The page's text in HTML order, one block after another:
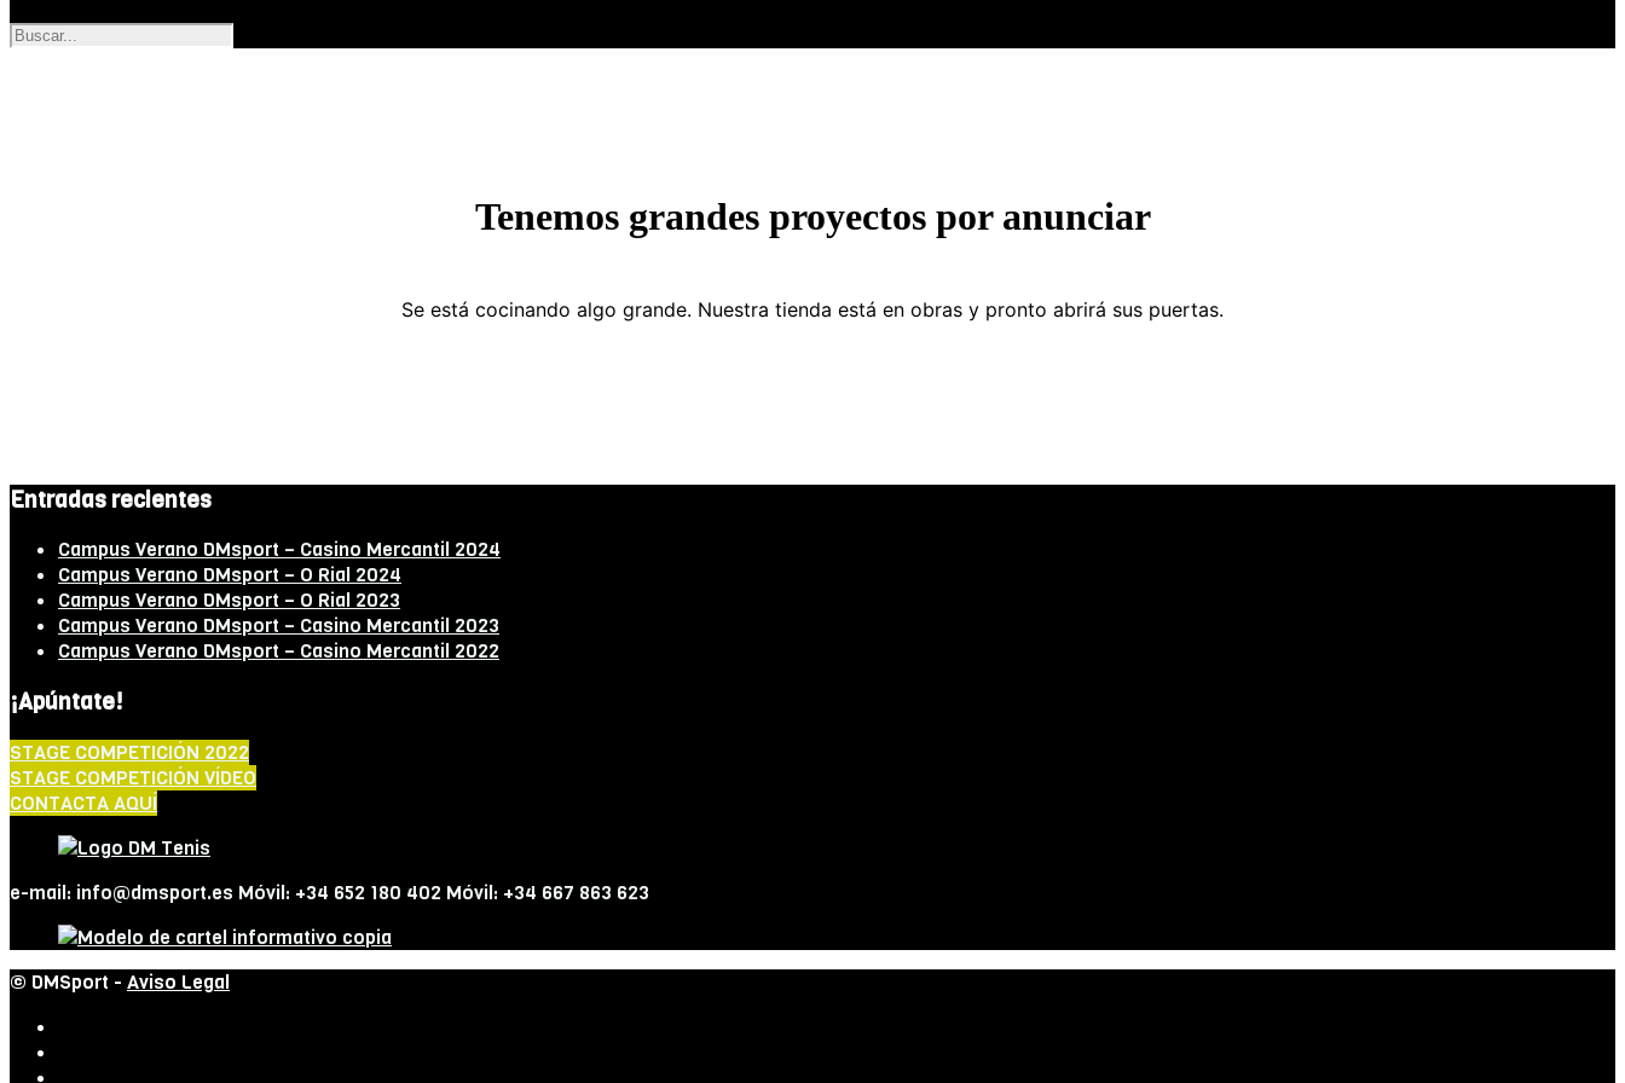
Tenemos grandes proyectos por anunciar
Se está cocinando algo grande. Nuestra tienda está en obras y pronto abrirá sus puertas.
Entradas recientes
Campus Verano DMsport – Casino Mercantil 2024
Campus Verano DMsport – O Rial 2024
Campus Verano DMsport – O Rial 2023
Campus Verano DMsport – Casino Mercantil 2023
Campus Verano DMsport – Casino Mercantil 2022
¡Apúntate!
STAGE COMPETICIÓN 2022
STAGE COMPETICIÓN VÍDEO
CONTACTA AQUÍ
e-mail: info@dmsport.es Móvil: +34 652 180 402 Móvil: +34 667 863 623
© DMSport - Aviso Legal